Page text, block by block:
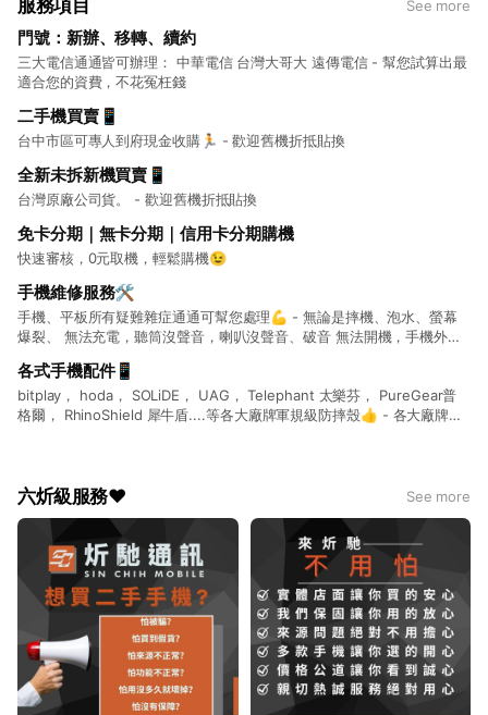
服務項目 See more
門號：新辦、移轉、續約
三大電信通通皆可辦理： 中華電信 台灣大哥大 遠傳電信 - 幫您試算出最
適合您的資費，不花冤枉錢
二手機買賣📱
台中市區可專人到府現金收購🏃 - 歡迎舊機折抵貼換
全新未拆新機買賣📱
台灣原廠公司貨。 - 歡迎舊機折抵貼換
免卡分期｜無卡分期｜信用卡分期購機
快速審核，0元取機，輕鬆購機😉
手機維修服務🛠
手機、平板所有疑難雜症通通可幫您處理💪 - 無論是摔機、泡水、螢幕
爆裂、 無法充電，聽筒沒聲音，喇叭沒聲音、破音 無法開機，手機外殼
不維修，絕不會跟您酌收檢測費💯 -
各式手機配件📱
bitplay， hoda， SOLiDE， UAG， Telephant 太樂芬， PureGear普
格爾， RhinoShield 犀牛盾....等各大廠牌軍規級防摔殼👍 - 各大廠牌藍
智慧手錶 Apple Watch ⌚️ HUAWEI GT2 ，小米手環，Realme Watch -
六炘級服務❤ See more